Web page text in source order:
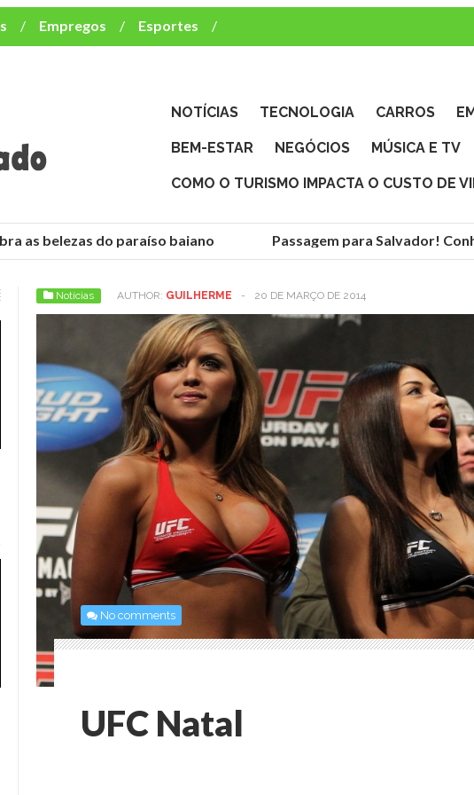
Empregos
Esportes
Música e TV
NOTÍCIAS TECNOLOGIA CARROS
BEM-ESTAR NEGÓCIOS MÚSICA E TV
COMO O TURISMO IMPACTA O CUSTO DE
as belezas do paraíso baiano Passagem para Salvador!
Notícias AUTHOR: GUILHERME - 20 DE MARÇO DE 2014
No comments
UFC Natal